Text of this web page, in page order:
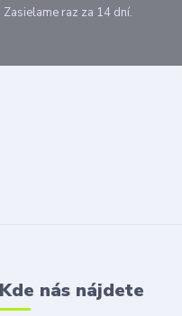
raz za 14 dní.
Kde nás nájdete